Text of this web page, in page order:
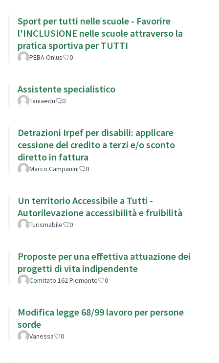
Sport per tutti nelle scuole - Favorire
l'INCLUSIONE nelle scuole attraverso la
pratica sportiva per TUTTI
PEBA Onlus 0
Assistente specialistico
Taniaedu 0
Detrazioni Irpef per disabili: applicare
cessione del credito a terzi e/o sconto
diretto in fattura
Marco Campanini 0
Un territorio Accessibile a Tutti -
Autorilevazione accessibilità e fruibilità
Turismabile 0
Proposte per una effettiva attuazione dei
progetti di vita indipendente
Comitato 162 Piemonte 0
Modifica legge 68/99 lavoro per persone
sorde
Vanessa 0